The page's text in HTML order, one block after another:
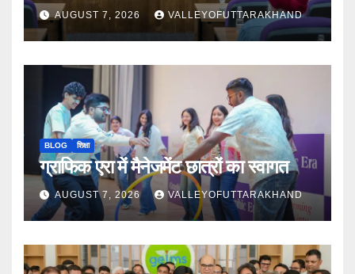
AUGUST 7, 2026 VALLEYOFUTTARAKHAND
BLOG शिक्षा
ग्राफिक एरा में मैनेजमेंट छात्रों का स्वागत
AUGUST 7, 2026 VALLEYOFUTTARAKHAND